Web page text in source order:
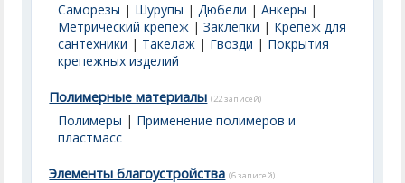
Саморезы | Шурупы |Дюбели |Анкеры |
Метрический крепеж |Заклепки | Крепеж для
сантехники | Такелаж | Гвозди | Покрытия
крепежных изделий
Полимерные материалы (22 записей)
Полимеры | Применение полимеров и
пластмасс
Элементы благоустройства (6 записей)